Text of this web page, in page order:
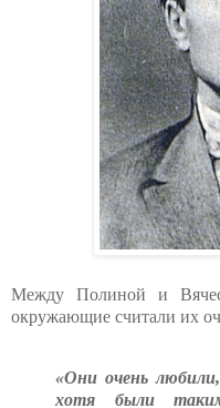
Между Полиной и
окружающие считали их
«Они очень
хотя были